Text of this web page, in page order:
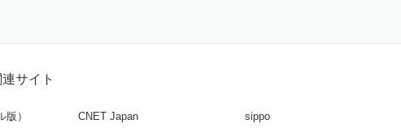
サイト
） CNET Japan sippo